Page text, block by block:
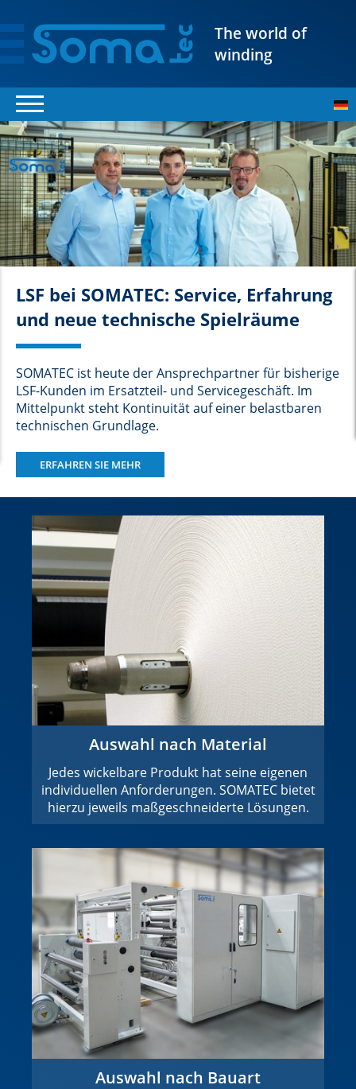
LSF bei SOMATEC: Service, Erfahrung
und neue technische Spielräume
SOMATEC ist heute der Ansprechpartner für bisherige
LSF-Kunden im Ersatzteil- und Servicegeschäft. Im
Mittelpunkt steht Kontinuität auf einer belastbaren
technischen Grundlage.
ERFAHREN SIE MEHR
Auswahl nach Material
Jedes wickelbare Produkt hat seine eigenen
individuellen Anforderungen. SOMATEC bietet
hierzu jeweils maßgeschneiderte Lösungen.
Auswahl nach Bauart
The world of
winding